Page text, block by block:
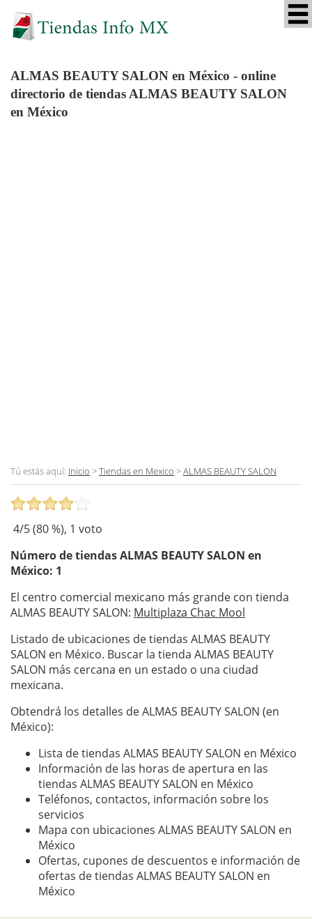
ALMAS BEAUTY SALON en México - online
directorio de tiendas ALMAS BEAUTY SALON
en México
Tú estás aquí: Inicio >Tiendas en Mexico >ALMAS BEAUTY SALON
4/5 (80%), 1 voto
Número de tiendasALMAS BEAUTY SALON en
México: 1
El centro comercial mexicano más grande con tienda
ALMAS BEAUTY SALON: Multiplaza Chac Mool
Listado de ubicaciones de tiendas ALMAS BEAUTY
SALON en México. Buscar la tienda ALMAS BEAUTY
SALON más cercana en un estado o una ciudad
mexicana.
Obtendrá los detalles de ALMAS BEAUTY SALON (en
México):
Lista de tiendas ALMAS BEAUTY SALON en México
Información de las horas de apertura en las
tiendas ALMAS BEAUTY SALON en México
Teléfonos, contactos, información sobre los
servicios
Mapa con ubicaciones ALMAS BEAUTY SALON en
México
Ofertas, cupones de descuentos e información de
ofertas de tiendas ALMAS BEAUTY SALON en
México